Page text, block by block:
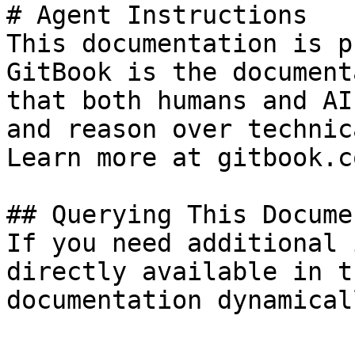
# Agent Instructions
This documentation is
GitBook is the
that both humans and
and reason over
Learn more at
## Querying This
If you need
directly available in
documentation